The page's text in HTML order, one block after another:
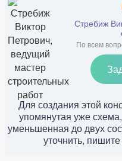
Стребиж
По всем
Для создания этой
упомянутая уже
уменьшенная до двух
уточнить,